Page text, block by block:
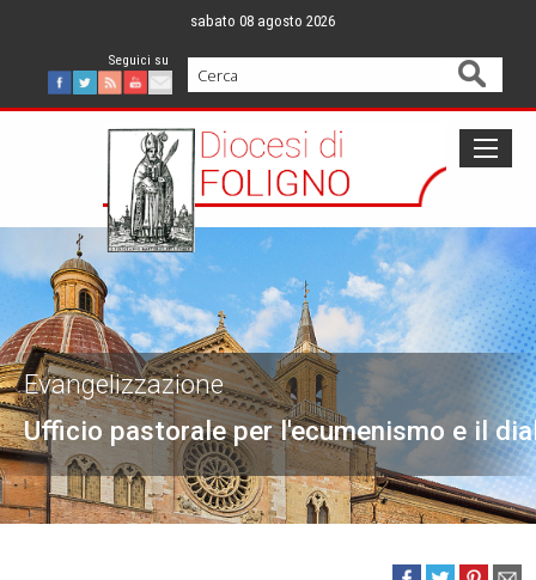
content
sabato 08 agosto 2026
Facebook
Twitter
FeedYoutube
Mail
Cerca
Ufficio pastorale per l'ecumenismo e il
Evangelizzazione